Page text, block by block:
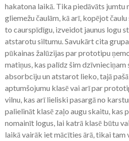
hakatona laikā. Tika piedāvāts jumtu
gliemežu čaulām, kā arī, kopējot
to caurspīdīgu, izveidot jaunus logu
atstarotu siltumu. Savukārt cita
pūkainas žalūzijas par prototipu
matiņus, kas palīdz šim dzīvnieciņam
absorbciju un atstarot lieko, tajā
aptumšojumu klasē vai arī par
vilnu, kas arī lieliski pasargā no
palielināt klasē zaļo augu skaitu, kas
nomainīt logus, lai katrā klasē būtu
laikā vairāk iet mācīties ārā, tikai tam